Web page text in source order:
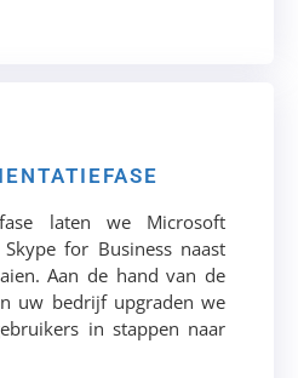
laten we Microsoft
for Business naast
Aan de hand van de
uw bedrijf upgraden we
in stappen naar